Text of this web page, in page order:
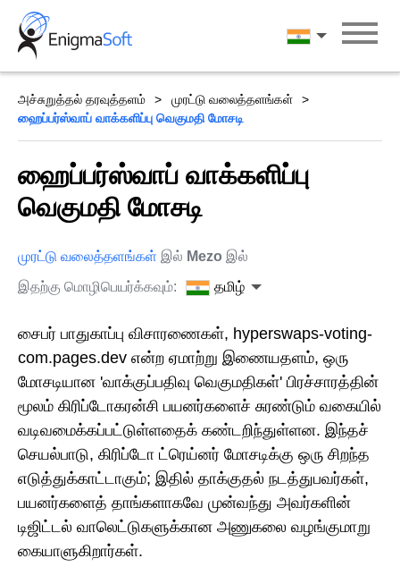
Skip
content
தமிழ்
அச்சுறுத்தல் தரவுத்தளம்
முரட்டு வலைத்தளங்கள்
ஹைப்பர்ஸ்வாப் வாக்களிப்பு வெகுமதி மோசடி
ஹைப்பர்ஸ்வாப் வாக்களிப்பு
வெகுமதி மோசடி
முரட்டு வலைத்தளங்கள் இல் Mezo இல்
இதற்கு மொழிபெயர்க்கவும்:
தமிழ்
சைபர் பாதுகாப்பு விசாரணைகள், hyperswaps-voting-
com.pages.dev என்ற ஏமாற்று இணையதளம், ஒரு
மோசடியான 'வாக்குப்பதிவு வெகுமதிகள்' பிரச்சாரத்தின்
மூலம் கிரிப்டோகரன்சி பயனர்களைச் சுரண்டும் வகையில்
வடிவமைக்கப்பட்டுள்ளதைக் கண்டறிந்துள்ளன. இந்தச்
செயல்பாடு, கிரிப்டோ ட்ரெய்னர் மோசடிக்கு ஒரு சிறந்த
எடுத்துக்காட்டாகும்; இதில் தாக்குதல் நடத்துபவர்கள்,
பயனர்களைத் தாங்களாகவே முன்வந்து அவர்களின்
டிஜிட்டல் வாலெட்டுகளுக்கான அணுகலை வழங்குமாறு
கையாளுகிறார்கள்.